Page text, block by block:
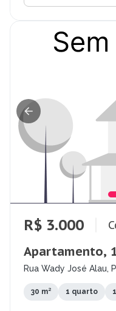
R$ 3.000
Apartamento,
Rua Wady José Alau,
30 m² 1 quarto